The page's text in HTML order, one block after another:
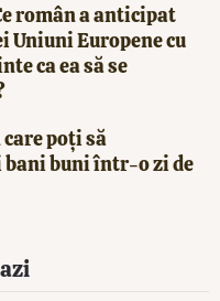
român a anticipat
Uniuni Europene cu
ca ea să se
poți să
bani buni într-o zi de